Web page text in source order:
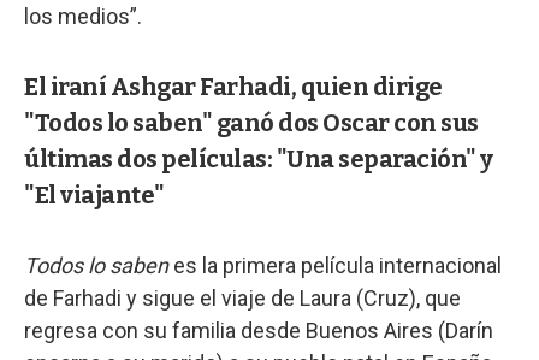
los medios”.
El iraní Ashgar Farhadi, quien dirige
"Todos lo saben" ganó dos Oscar con sus
últimas dos películas: "Una separación" y
"El viajante"
Todos lo sabenes la primera película internacional
de Farhadi y sigue el viaje de Laura (Cruz), que
regresa con su familia desde Buenos Aires (Darín